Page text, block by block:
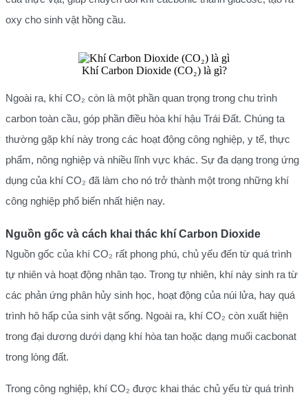
oxy cho sinh vật hồng cầu.
Khí Carbon Dioxide (CO₂) là gì?
Ngoài ra, khí CO₂ còn là một phần quan trọng trong chu trình
carbon toàn cầu, góp phần điều hòa khí hậu Trái Đất. Chúng ta
thường gặp khí này trong các hoạt động công nghiệp, y tế, thực
phẩm, nông nghiệp và nhiều lĩnh vực khác. Sự đa dạng trong ứng
dụng của khí CO₂ đã làm cho nó trở thành một trong những khí
công nghiệp phổ biến nhất hiện nay.
Nguồn gốc và cách khai thác khí Carbon Dioxide
Nguồn gốc của khí CO₂ rất phong phú, chủ yếu đến từ quá trình
tự nhiên và hoạt động nhân tạo. Trong tự nhiên, khí này sinh ra từ
các phản ứng phân hủy sinh học, hoạt động của núi lửa, hay quá
trình hô hấp của sinh vật sống. Ngoài ra, khí CO₂ còn xuất hiện
trong đại dương dưới dạng khí hòa tan hoặc dạng muối cacbonat
trong lòng đất.
Trong công nghiệp, khí CO₂ được khai thác chủ yếu từ quá trình